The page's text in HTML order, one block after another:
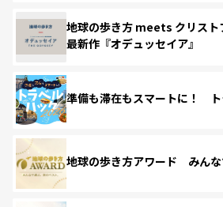
地球の歩き方 meets クリスト
最新作『オデュッセイア』
準備も滞在もスマートに！
地球の歩き方アワード みんな